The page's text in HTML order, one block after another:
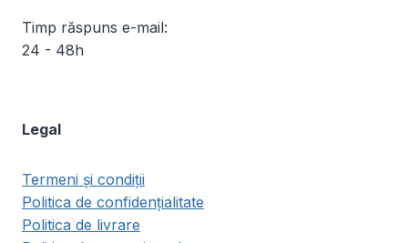
Timp răspuns e-mail:
24 - 48h
Legal
Termeni și condiții
Politica de confidențialitate
Politica de livrare